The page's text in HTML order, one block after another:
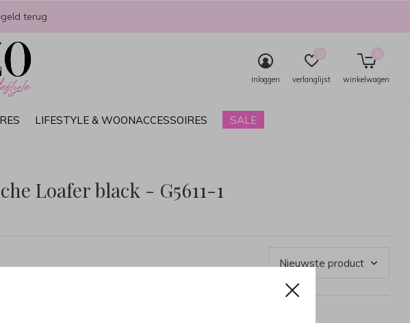
LIFESTYLE & WOONACCESSOIRES SALE
inloggen verlanglijst
0
winkelwagen
0
terug
Loafer black - G5611-1